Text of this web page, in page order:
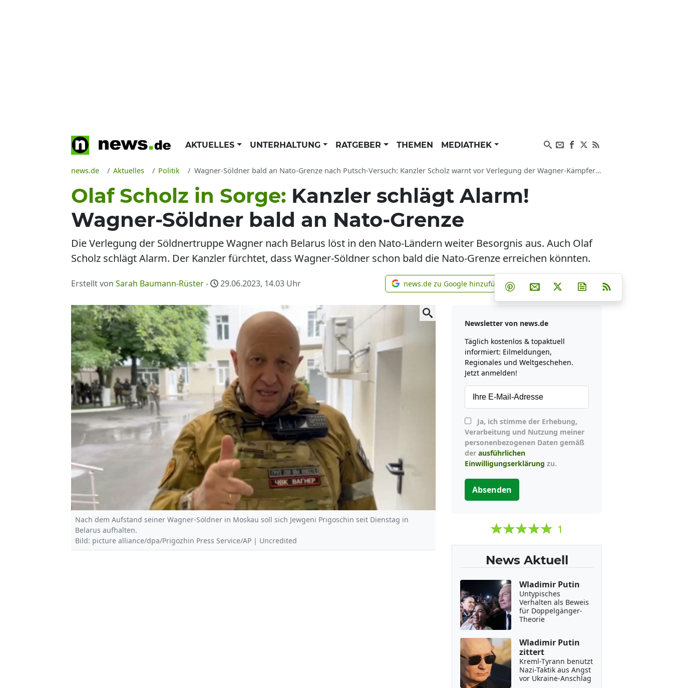
AKTUELLES UNTERHALTUNG RATGEBER THEMEN MEDIATHEK
news.de Aktuelles Politik Wagner-Söldner bald an Nato-Grenze nach Putsch-Versuch: Kanzler Scholz warnt vor Verlegung der Wagner-Kämpfer nach Belarus
Olaf Scholz in Sorge: Kanzler schlägt Alarm!
Wagner-Söldner bald an Nato-Grenze
Die Verlegung der Söldnertruppe Wagner nach Belarus löst in den Nato-Ländern weiter Besorgnis aus. Auch Olaf
Scholz schlägt Alarm. Der Kanzler fürchtet, dass Wagner-Söldner schon bald die Nato-Grenze erreichen könnten.
Erstellt von Sarah Baumann-Rüster- 29.06.2023, 14.03 Uhr news.de zu Google hinzufügen
news.de zu Google hinzufügen Teilen auf Facebook
Teilen auf Whatsapp
Teilen auf Telegram
Teilen auf Pinterest
Per E-Mail teilen
Post auf XNewsletter
Nach dem Aufstand seiner Wagner-Söldner in Moskau soll sich Jewgeni Prigoschin seit Dienstag in
Belarus aufhalten.
Bild: picture alliance/dpa/Prigozhin Press Service/AP | Uncredited
Newsletter von news.de
Täglich kostenlos & topaktuell
informiert: Eilmeldungen,
Regionales und Weltgeschehen.
Jetzt anmelden!
Verarbeitung und Nutzung meiner
personenbezogenen Daten gemäß
der ausführlichen
Einwilligungserklärung zu.
Absenden
1
News Aktuell
Wladimir Putin
Untypisches
Verhalten als Beweis
für Doppelgänger-
Theorie
Wladimir Putin
zittert
Kreml-Tyrann benutzt
Nazi-Taktik aus Angst
vor Ukraine-Anschlag